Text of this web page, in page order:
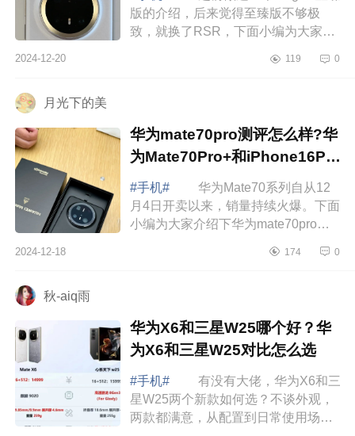
版的介绍，后来觉得至臻版不够极
致，就换了RSR，下面小编为大家介
选哪款？哪款值得入手 华为
2024-12-20 119 0
月光下的美
华为mate70pro测评怎么样?华
为Mate70Pro+和iPhone16Pro
哪款拍照好
#手机#
华为Mate70系列自从12
月4日开卖以来，销量持续火爆。下面
小编为大家介绍下华为mate70pro测
iPhone16Pro哪款拍照好 华为
2024-12-18 174 0
秋-aiq雨
华为X6和三星W25哪个好？华
为X6和三星W25对比怎么选
#手机#
有没有大佬，华为X6和三
星W25两个新款如何选？不谈外观，
两款都满意，从配置到日常使用场景